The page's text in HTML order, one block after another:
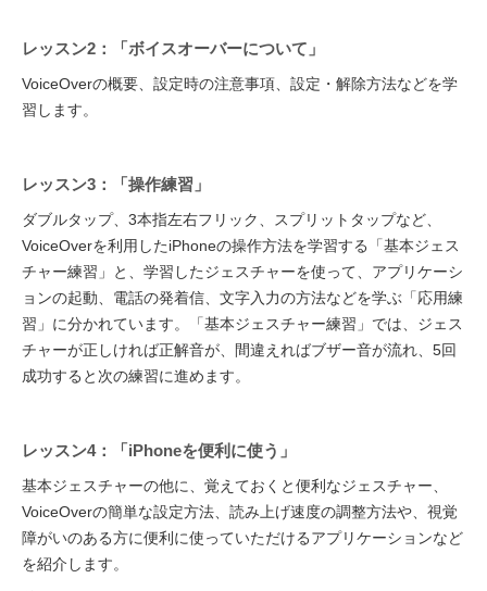
レッスン2：「ボイスオーバーについて」
VoiceOverの概要、設定時の注意事項、設定・解除方法などを学
習します。
レッスン3：「操作練習」
ダブルタップ、3本指左右フリック、スプリットタップなど、
VoiceOverを利用したiPhoneの操作方法を学習する「基本ジェス
チャー練習」と、学習したジェスチャーを使って、アプリケーシ
ョンの起動、電話の発着信、文字入力の方法などを学ぶ「応用練
習」に分かれています。「基本ジェスチャー練習」では、ジェス
チャーが正しければ正解音が、間違えればブザー音が流れ、5回
成功すると次の練習に進めます。
レッスン4：「iPhoneを便利に使う」
基本ジェスチャーの他に、覚えておくと便利なジェスチャー、
VoiceOverの簡単な設定方法、読み上げ速度の調整方法や、視覚
障がいのある方に便利に使っていただけるアプリケーションなど
を紹介します。